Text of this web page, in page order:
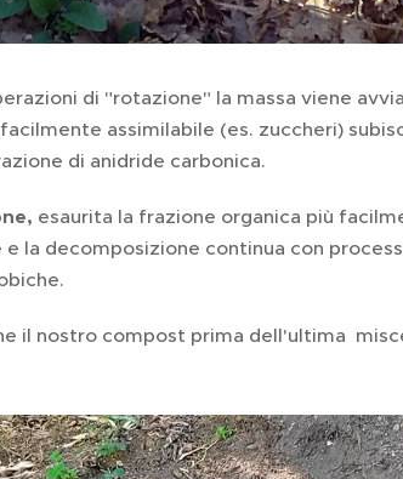
di "rotazione" la massa viene
as­si­mi­la­bi­le (es. zuc­che­ri)
di ani­dri­de car­bo­ni­ca.
esau­ri­ta la fra­zio­ne or­ga­ni­ca più
la de­com­po­si­zio­ne con­ti­nua con
il nostro compost prima dell'ultima